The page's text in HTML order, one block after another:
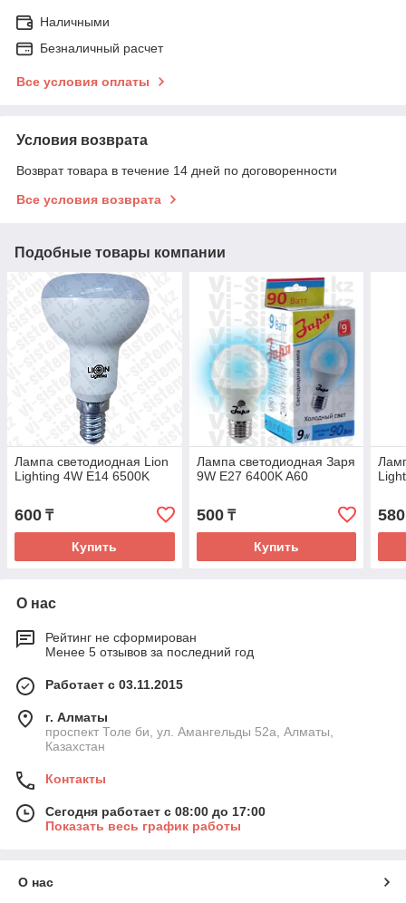
Наличными
Безналичный расчет
Все условия оплаты
Условия возврата
Возврат товара в течение 14 дней по договоренности
Все условия возврата
Подобные товары компании
Лампа светодиодная Lion
Lighting 4W E14 6500K
600 ₸
Купить
Лампа светодиодная Заря
9W E27 6400K A60
500₸
Купить
580
О нас
Рейтинг не сформирован
Менее 5 отзывов за последний год
Работает с 03.11.2015
г. Алматы
проспект Толе би, ул. Амангельды 52а, Алматы,
Казахстан
Контакты
Сегодня работает с 08:00 до 17:00
Показать весь график работы
О нас